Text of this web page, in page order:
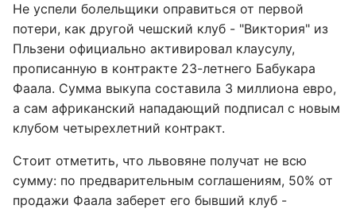
Не успели болельщики оправиться от первой
потери, как другой чешский клуб - "Виктория" из
Пльзени официально активировал клаусулу,
прописанную в контракте 23-летнего Бабукара
Фаала. Сумма выкупа составила 3 миллиона евро,
а сам африканский нападающий подписал с новым
клубом четырехлетний контракт.
Стоит отметить, что львовяне получат не всю
сумму: по предварительным соглашениям, 50% от
продажи Фаала заберет его бывший клуб -